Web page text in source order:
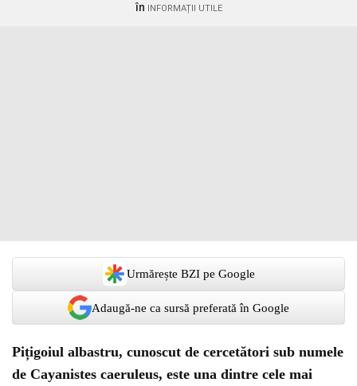
în
INFORMAȚII UTILE
Urmărește BZI pe Google
Adaugă-ne ca sursă preferată în Google
Pițigoiul albastru, cunoscut de cercetători sub numele
de Cayanistes caeruleus, este una dintre cele mai